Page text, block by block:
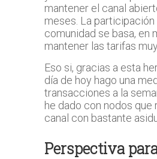
mantener el canal
meses. La participación
comunidad se basa, en
mantener las tarifas
Eso si, gracias a esta
día de hoy hago una
transacciones a la
he dado con nodos que
canal con bastante
Perspectiva